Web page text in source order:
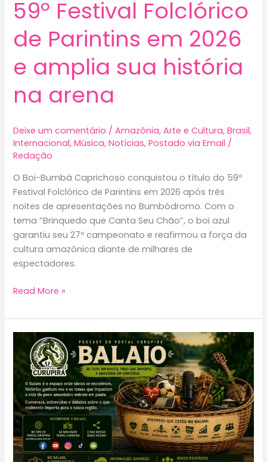
59º Festival Folclórico
de Parintins em 2026
e amplia sua história
na arena
Deixe um comentário /Amazônia,Arte e Cultura,Brasil,
Internacional,Música,Notícias,Postado via Email /
Redação
O Boi-Bumbá Caprichoso conquistou o título do 59º
Festival Folclórico de Parintins em 2026 após três
noites de apresentações no Bumbódromo. Com o
tema “Brinquedo que Canta Seu Chão”, o boi azul
garantiu seu 27º campeonato e reafirmou a força da
cultura amazônica diante de milhares de
espectadores.
Caprichoso
o
título
59º
Festival
Folclórico
de
Parintins
em
2026
Read More »